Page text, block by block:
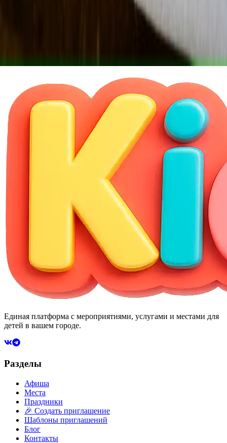
Единая платформа с мероприятиями, услугами и местами для
детей в вашем городе.
Разделы
Афиша
Места
Праздники
🎉 Создать приглашение
Шаблоны приглашений
Блог
Контакты